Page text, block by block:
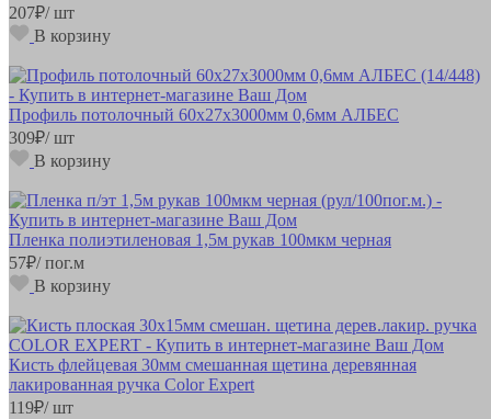
207₽/ шт
В корзину
Профиль потолочный 60х27х3000мм 0,6мм АЛБЕС
309₽/ шт
В корзину
Пленка полиэтиленовая 1,5м рукав 100мкм черная
57₽/ пог.м
В корзину
Кисть флейцевая 30мм смешанная щетина деревянная
лакированная ручка Color Expert
119₽/ шт